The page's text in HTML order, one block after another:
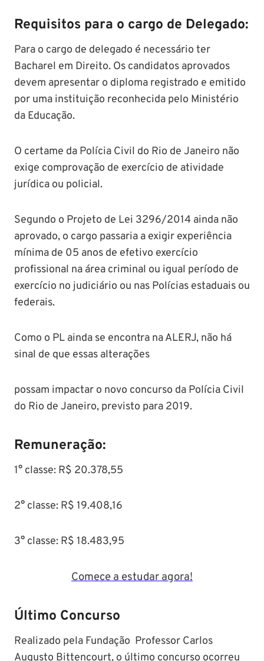
Requisitos para o cargo de Delegado:
Para o cargo de delegado é necessário ter
Bacharel em Direito. Os candidatos aprovados
devem apresentar o diploma registrado e emitido
por uma instituição reconhecida pelo Ministério
da Educação.
O certame da Polícia Civil do Rio de Janeiro não
exige comprovação de exercício de atividade
jurídica ou policial.
Segundo o Projeto de Lei 3296/2014 ainda não
aprovado, o cargo passaria a exigir experiência
mínima de 05 anos de efetivo exercício
profissional na área criminal ou igual período de
exercício no judiciário ou nas Polícias estaduais ou
federais.
Como o PL ainda se encontra na ALERJ, não há
sinal de que essas alterações
possam impactar o novo concurso da Polícia Civil
do Rio de Janeiro, previsto para 2019.
Remuneração:
1° classe: R$ 20.378,55
2° classe: R$ 19.408,16
3° classe: R$ 18.483,95
Comece a estudar agora!
Último Concurso
Realizado pela Fundação Professor Carlos
Augusto Bittencourt, o último concurso ocorreu